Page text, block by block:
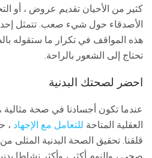
كثير من الأحيان تقديم عروض ، أو
الأصدقاء حول شيء صعب. تتمثل
هذه المواقف في تكرار ما ستقوله
تحتاج إلى الشعور بالراحة.
احضر لصحتك البدنية
عندما تكون أجسادنا في صحة مثالية ،
العقلية المتاحة للتعامل مع الإجهاد ،
قلقنا. تحقيق الصحة البدنية المثلى